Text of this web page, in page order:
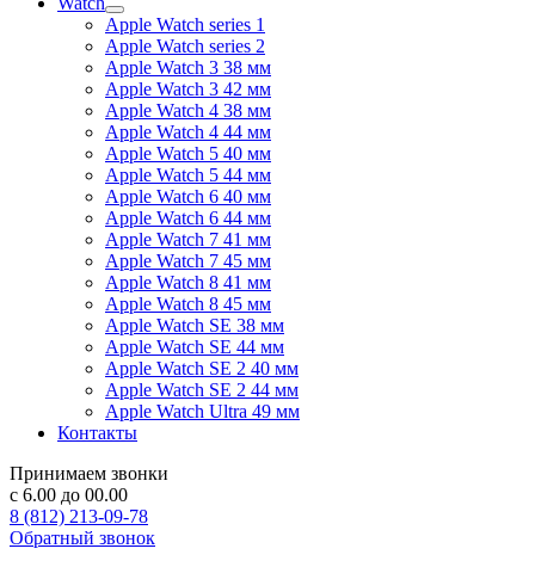
Apple Watch series 1
Apple Watch series 2
Apple Watch 3 38 мм
Apple Watch 3 42 мм
Apple Watch 4 38 мм
Apple Watch 4 44 мм
Apple Watch 5 40 мм
Apple Watch 5 44 мм
Apple Watch 6 40 мм
Apple Watch 6 44 мм
Apple Watch 7 41 мм
Apple Watch 7 45 мм
Apple Watch 8 41 мм
Apple Watch 8 45 мм
Apple Watch SE 38 мм
Apple Watch SE 44 мм
Apple Watch SE 2 40 мм
Apple Watch SE 2 44 мм
Apple Watch Ultra 49 мм
Контакты
Принимаем звонки
с 6.00 до 00.00
8 (812) 213-09-78
Обратный звонок